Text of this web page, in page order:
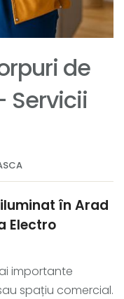
de
Servicii
în Arad
Electro
importante
spațiu comercial.